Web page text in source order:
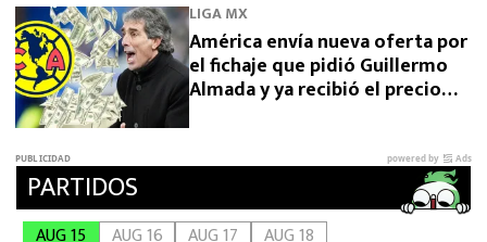
LIGA MX
América envía nueva oferta por
el fichaje que pidió Guillermo
Almada y ya recibió el precio